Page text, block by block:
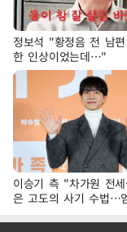
정보석 "황정음 전 남
한 인상이었는데…"
이승기 측 "차가원 전
은 고도의 사기 수법…